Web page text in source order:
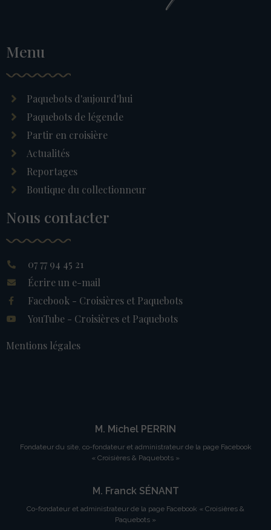
Menu
Paquebots d'aujourd'hui
Paquebots de légende
Partir en croisière
Actualités
Reportages
Boutique du collectionneur
Nous contacter
07 77 94 45 21
Écrire un e-mail
Facebook - Croisières et Paquebots
YouTube - Croisières et Paquebots
Mentions légales
M. Michel PERRIN
Fondateur du site, co-fondateur et administrateur de la page Facebook
« Croisières & Paquebots »
M. Franck SÉNANT
Co-fondateur et administrateur de la page Facebook « Croisières &
Paquebots »